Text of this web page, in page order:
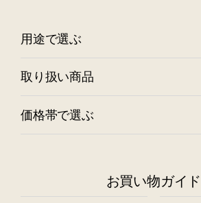
用途で選ぶ
取り扱い商品
価格帯で選ぶ
お買い物ガイド